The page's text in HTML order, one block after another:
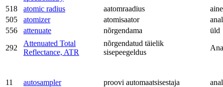
518
atomic radius aatomraadius
505
atomizer atomisaator
556
attenuate nõrgendama üld
292
Attenuated Total
Reflectance, ATR
nõrgendatud täielik
sisepeegeldus
11 autosampler proovi automaatsisestaja